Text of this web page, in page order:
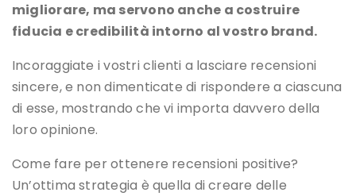
migliorare, ma servono anche a costruire
fiducia e credibilità intorno al vostro brand.
Incoraggiate i vostri clienti a lasciare recensioni
sincere, e non dimenticate di rispondere a ciascuna
di esse, mostrando che vi importa davvero della
loro opinione.
Come fare per ottenere recensioni positive?
Un’ottima strategia è quella di creare delle